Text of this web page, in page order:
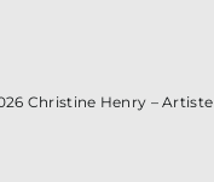
Christine Henry – Artiste